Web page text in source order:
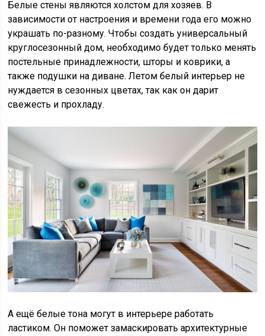
Белые стены являются холстом для хозяев. В
зависимости от настроения и времени года его можно
украшать по-разному. Чтобы создать универсальный
круглосезонный дом, необходимо будет только менять
постельные принадлежности, шторы и коврики, а
также подушки на диване. Летом белый интерьер не
нуждается в сезонных цветах, так как он дарит
свежесть и прохладу.
А ещё белые тона могут в интерьере работать
ластиком. Он поможет замаскировать архитектурные